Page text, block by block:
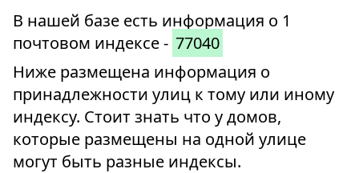
В нашей базе есть информация о 1
почтовом индексе - 77040
Ниже размещена информация о
принадлежности улиц к тому или иному
индексу. Стоит знать что у домов,
которые размещены на одной улице
могут быть разные индексы.